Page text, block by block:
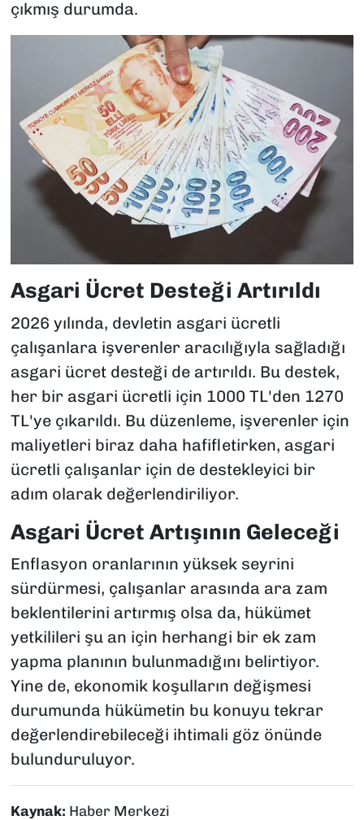
çıkmış durumda.
Asgari Ücret Desteği Artırıldı
2026 yılında, devletin asgari ücretli
çalışanlara işverenler aracılığıyla sağladığı
asgari ücret desteği de artırıldı. Bu destek,
her bir asgari ücretli için 1000 TL'den 1270
TL'ye çıkarıldı. Bu düzenleme, işverenler için
maliyetleri biraz daha hafifletirken, asgari
ücretli çalışanlar için de destekleyici bir
adım olarak değerlendiriliyor.
Asgari Ücret Artışının Geleceği
Enflasyon oranlarının yüksek seyrini
sürdürmesi, çalışanlar arasında ara zam
beklentilerini artırmış olsa da, hükümet
yetkilileri şu an için herhangi bir ek zam
yapma planının bulunmadığını belirtiyor.
Yine de, ekonomik koşulların değişmesi
durumunda hükümetin bu konuyu tekrar
değerlendirebileceği ihtimali göz önünde
bulunduruluyor.
Kaynak: Haber Merkezi